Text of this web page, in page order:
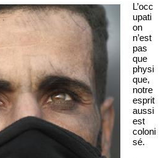
L’occ
upati
on
n’est
pas
que
physi
que,
notre
esprit
aussi
est
coloni
sé.